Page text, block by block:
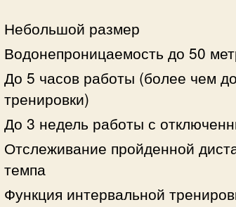
Небольшой размер
Водонепроницаемость до 50
До 5 часов работы (более чем
тренировки)
До 3 недель работы с
Отслеживание пройденной
темпа
Функция интервальной